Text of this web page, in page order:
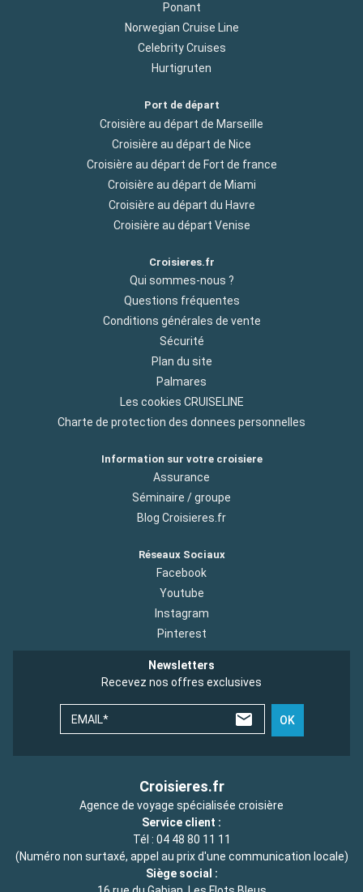
Ponant
Norwegian Cruise Line
Celebrity Cruises
Hurtigruten
Port de départ
Croisière au départ de Marseille
Croisière au départ de Nice
Croisière au départ de Fort de france
Croisière au départ de Miami
Croisière au départ du Havre
Croisière au départ Venise
Croisieres.fr
Qui sommes-nous ?
Questions fréquentes
Conditions générales de vente
Sécurité
Plan du site
Palmares
Les cookies CRUISELINE
Charte de protection des donnees personnelles
Information sur votre croisiere
Assurance
Séminaire / groupe
Blog Croisieres.fr
Réseaux Sociaux
Facebook
Youtube
Instagram
Pinterest
Newsletters
Recevez nos offres exclusives
EMAIL* OK
Croisieres.fr
Agence de voyage spécialisée croisière
Service client :
Tél : 04 48 80 11 11
(Numéro non surtaxé, appel au prix d'une communication locale)
Siège social :